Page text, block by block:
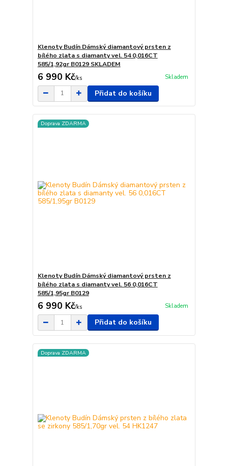
Klenoty Budín Dámský diamantový prsten z
bílého zlata s diamanty vel. 54 0,016CT
585/1,92gr B0129 SKLADEM
6 990 Kč/ks Skladem
Přidat do košíku
Doprava ZDARMA
Klenoty Budín Dámský diamantový prsten z
bílého zlata s diamanty vel. 56 0,016CT
585/1,95gr B0129
6 990 Kč/ks Skladem
Přidat do košíku
Doprava ZDARMA